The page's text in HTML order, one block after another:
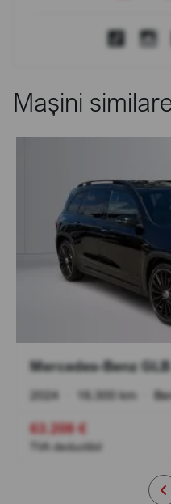
Mașini
Mercedes-Benz
2024 16.300 km
63.208 €
TVA deductibil